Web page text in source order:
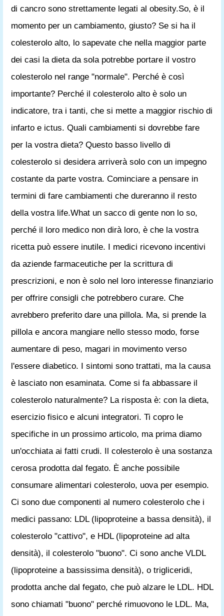
di cancro sono strettamente legati al obesity.So, è il
momento per un cambiamento, giusto? Se si ha il
colesterolo alto, lo sapevate che nella maggior parte
dei casi la dieta da sola potrebbe portare il vostro
colesterolo nel range "normale". Perché è così
importante? Perché il colesterolo alto è solo un
indicatore, tra i tanti, che si mette a maggior rischio di
infarto e ictus. Quali cambiamenti si dovrebbe fare
per la vostra dieta? Questo basso livello di
colesterolo si desidera arriverà solo con un impegno
costante da parte vostra. Cominciare a pensare in
termini di fare cambiamenti che dureranno il resto
della vostra life.What un sacco di gente non lo so,
perché il loro medico non dirà loro, è che la vostra
ricetta può essere inutile. I medici ricevono incentivi
da aziende farmaceutiche per la scrittura di
prescrizioni, e non è solo nel loro interesse finanziario
per offrire consigli che potrebbero curare. Che
avrebbero preferito dare una pillola. Ma, si prende la
pillola e ancora mangiare nello stesso modo, forse
aumentare di peso, magari in movimento verso
l'essere diabetico. I sintomi sono trattati, ma la causa
è lasciato non esaminata. Come si fa abbassare il
colesterolo naturalmente? La risposta è: con la dieta,
esercizio fisico e alcuni integratori. Ti copro le
specifiche in un prossimo articolo, ma prima diamo
un'occhiata ai fatti crudi. Il colesterolo è una sostanza
cerosa prodotta dal fegato. È anche possibile
consumare alimentari colesterolo, uova per esempio.
Ci sono due componenti al numero colesterolo che i
medici passano: LDL (lipoproteine ​​a bassa densità), il
colesterolo "cattivo", e HDL (lipoproteine ​​ad alta
densità), il colesterolo "buono". Ci sono anche VLDL
(lipoproteine ​​a bassissima densità), o trigliceridi,
prodotta anche dal fegato, che può alzare le LDL. HDL
sono chiamati "buono" perché rimuovono le LDL. Ma,